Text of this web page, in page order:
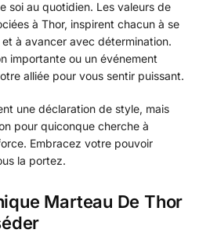
soi au quotidien. Les valeurs de
à Thor, inspirent chacun à se
à avancer avec détermination.
importante ou un événement
alliée pour vous sentir puissant.
une déclaration de style, mais
pour quiconque cherche à
Embracez votre pouvoir
la portez.
Marteau De Thor